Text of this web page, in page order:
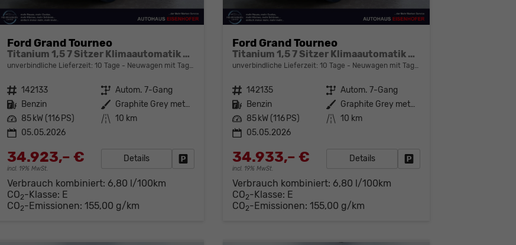
Ford Grand Tourneo
Titanium 1,5 7 Sitzer Klimaautomatik Anhängerkupplung Sitzheizung Einparkhilfe Kamera 17 Zoll Leichtmetall ACC
unverbindliche Lieferzeit: 10 Tage Neuwagen mit Tageszulassung
Fahrzeugnr. 142133 Getriebe Autom. 7-Gang
Kraftstoff Benzin Außenfarbe
Graphite Grey metallic
Leistung 85 kW (116 PS) Kilometerstand 10 km
05.05.2026
34.923,– €
incl. 19% MwSt.
Details Fahrzeug parken
Verbrauch kombiniert: 6,80 l/100km
CO2-Klasse: E
CO2-Emissionen: 155,00 g/km
Ford Grand Tourneo
Titanium 1,5 7 Sitzer Klimaautomatik Anhängerkupplung Sitzheizung Einparkhilfe Kamera 17 Zoll Leichtmetall ACC
unverbindliche Lieferzeit:10 Tage Neuwagen mit Tageszulassung
Fahrzeugnr. 142135 Getriebe Autom. 7-Gang
Kraftstoff Benzin Außenfarbe
Graphite Grey metallic
Leistung 85 kW (116 PS) Kilometerstand 10 km
05.05.2026
34.933,– €
incl. 19% MwSt.
Details
Verbrauch kombiniert: 6,80 l/100km
CO2-Klasse: E
CO2-Emissionen:155,00 g/km